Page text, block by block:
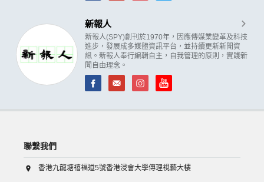
新報人
新報人(SPY)創刊於1970年，因應傳媒業變革及科技
進步，發展成多媒體資訊平台，並持續更新新聞資
訊。新報人奉行編輯自主，自我管理的原則，實踐新
聞自由理念。
聯繫我們
香港九龍塘禧福道5號香港浸會大學傳理視藝大樓